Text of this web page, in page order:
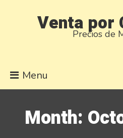
Venta por
Precios de
Menu
Month: